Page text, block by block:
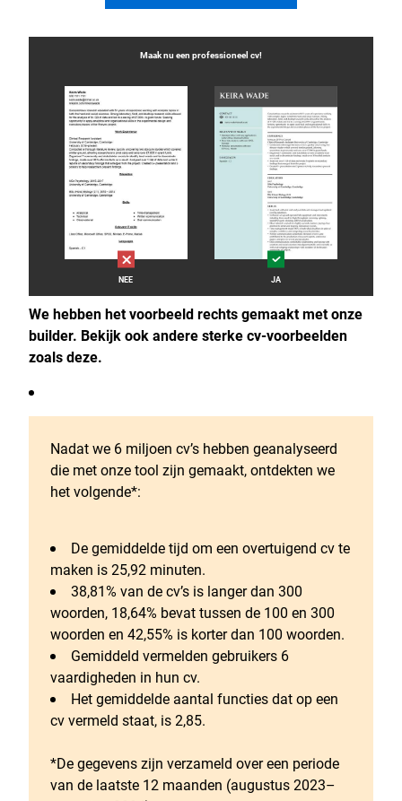
Maak nu een professioneel cv!
NEE JA
We hebben het voorbeeld rechts gemaakt met onze
builder. Bekijk ook andere sterke cv-voorbeelden
zoals deze.
Nadat we 6 miljoen cv’s hebben geanalyseerd
die met onze tool zijn gemaakt, ontdekten we
het volgende*:
De gemiddelde tijd om een overtuigend cv te
maken is 25,92 minuten.
38,81% van de cv’s is langer dan 300
woorden, 18,64% bevat tussen de 100 en 300
woorden en 42,55% is korter dan 100 woorden.
Gemiddeld vermelden gebruikers 6
vaardigheden in hun cv.
Het gemiddelde aantal functies dat op een
cv vermeld staat, is 2,85.
*De gegevens zijn verzameld over een periode
van de laatste 12 maanden (augustus 2023–